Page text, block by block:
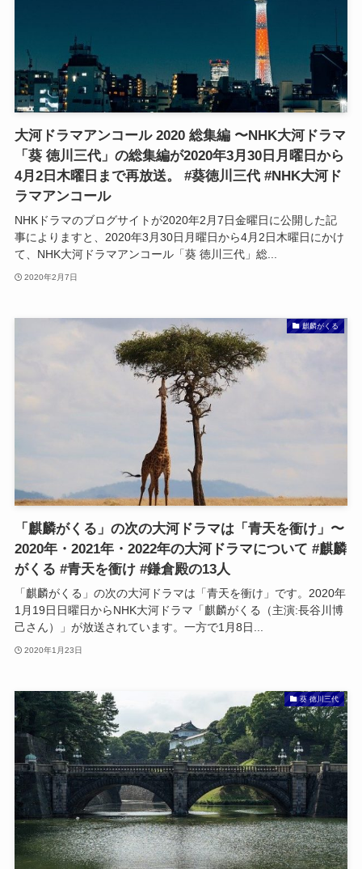
大河ドラマアンコール 2020 総集編 〜NHK大河ドラマ
「葵 徳川三代」の総集編が2020年3月30日月曜日から
4月2日木曜日まで再放送。 #葵徳川三代 #NHK大河ド
ラマアンコール
NHKドラマのブログサイトが2020年2月7日金曜日に公開した記
事によりますと、2020年3月30日月曜日から4月2日木曜日にかけ
て、NHK大河ドラマアンコール「葵 徳川三代」総...
2020年2月7日
麒麟がくる
「麒麟がくる」の次の大河ドラマは「青天を衝け」〜
2020年・2021年・2022年の大河ドラマについて #麒麟
がくる #青天を衝け #鎌倉殿の13人
「麒麟がくる」の次の大河ドラマは「青天を衝け」です。2020年
1月19日日曜日からNHK大河ドラマ「麒麟がくる（主演:長谷川博
己さん）」が放送されています。一方で1月8日...
2020年1月23日
葵 徳川三代